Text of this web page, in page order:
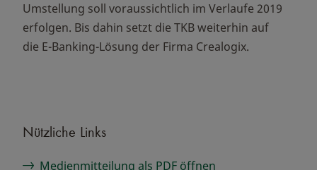
Umstellung soll voraussichtlich im Verlaufe 2019
erfolgen. Bis dahin setzt die TKB weiterhin auf
die E-Banking-Lösung der Firma Crealogix.
Nützliche Links
Medienmitteilung als PDF öffnen